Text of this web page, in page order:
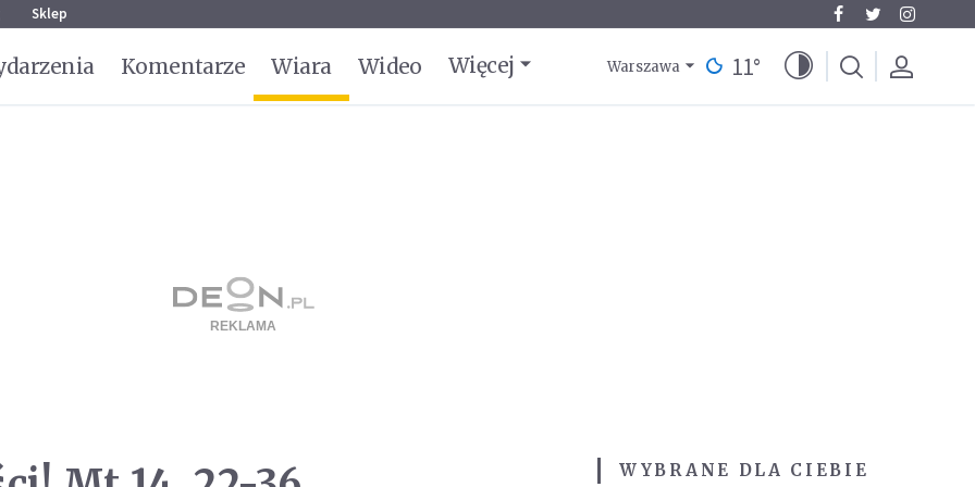
Sklep
Komentarze Wiara Wideo Więcej Warszawa 11°
WYBRANE DLA CIEBIE